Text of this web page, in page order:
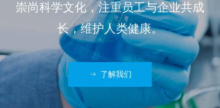
崇尚科学文化，注重员工与企业共成
长，维护人类健康。
ꁹ 了解我们